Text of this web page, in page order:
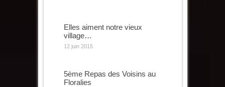
Elles aiment notre vieux
village…
12 juin 2015
5ème Repas des Voisins au
Floralies